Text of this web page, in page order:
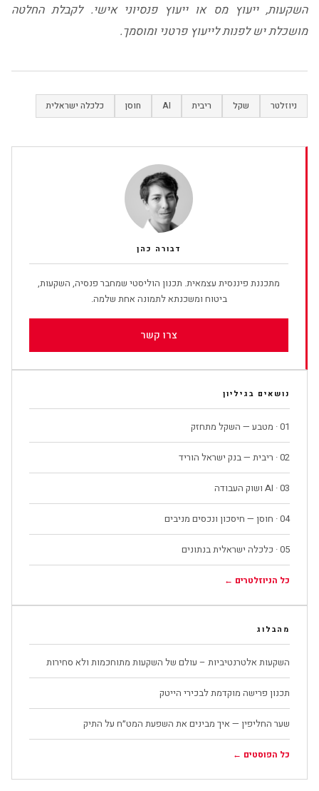
השקעות, ייעוץ מס או ייעוץ פנסיוני אישי. לקבלת החלטה
מושכלת יש לפנות לייעוץ פרטני ומוסמך.
ניוזלטר שקל ריבית AI חוסן כלכלה ישראלית
דבורה כהן
מתכננת פיננסית עצמאית. תכנון הוליסטי שמחבר פנסיה, השקעות,
ביטוח ומשכנתא לתמונה אחת שלמה.
צרו קשר
נושאים בגיליון
01 · מטבע — השקל מתחזק
02 · ריבית — בנק ישראל הוריד
03 · AI ושוק העבודה
04 · חוסן — חיסכון ונכסים מניבים
05 · כלכלה ישראלית בנתונים
כל הניוזלטרים ←
מהבלוג
השקעות אלטרנטיביות – עולם של השקעות מתוחכמות ולא סחירות
תכנון פרישה מוקדמת לבכירי הייטק
שער החליפין — איך מבינים את השפעת המט״ח על התיק
כל הפוסטים ←